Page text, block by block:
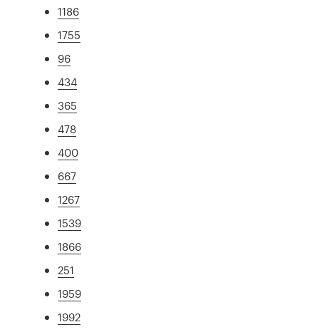
1186
1755
96
434
365
478
400
667
1267
1539
1866
251
1959
1992